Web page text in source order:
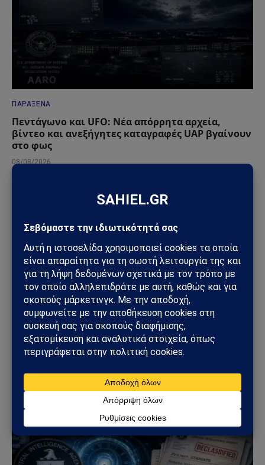
ΠΑΡΆΞΕΝΑ
Πεντάγωνο και UFO: Νέα απόρρητα αρχεία,
βίντεο και ανεξήγητες καταγραφές UAP βγαίνουν
στο φως
08/08/2026
NASA και UAP: Τι πραγματικά δήλωσε ο Τζάρετ
αντικειμένων
10/07/2026